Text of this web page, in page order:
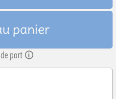
panier
de port 🛈